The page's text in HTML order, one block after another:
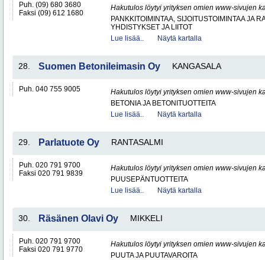
Puh. (09) 680 3680
Faksi (09) 612 1680
Hakutulos löytyi yrityksen omien www-sivujen
PANKKITOIMINTAA, SIJOITUSTOIMINTAA JA
YHDISTYKSET JA LIITOT
Lue lisää..
Näytä kartalla
28. Suomen Betonileimasin Oy KANGASALA
Puh. 040 755 9005
Hakutulos löytyi yrityksen omien www-sivujen
BETONIA JA BETONITUOTTEITA
Lue lisää..
Näytä kartalla
29. Parlatuote Oy RANTASALMI
Puh. 020 791 9700
Faksi 020 791 9839
Hakutulos löytyi yrityksen omien www-sivujen
PUUSEPÄNTUOTTEITA
Lue lisää..
Näytä kartalla
30. Räsänen Olavi Oy MIKKELI
Puh. 020 791 9700
Faksi 020 791 9770
Hakutulos löytyi yrityksen omien www-sivujen
PUUTA JA PUUTAVAROITA